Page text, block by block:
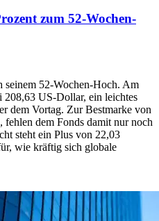
zum 52-Wochen-
52-Wochen-Hoch. Am
208,63 US-Dollar, ein leichtes
dem Vortag. Zur Bestmarke von
dem Fonds damit nur noch
steht ein Plus von 22,03
wie kräftig sich globale